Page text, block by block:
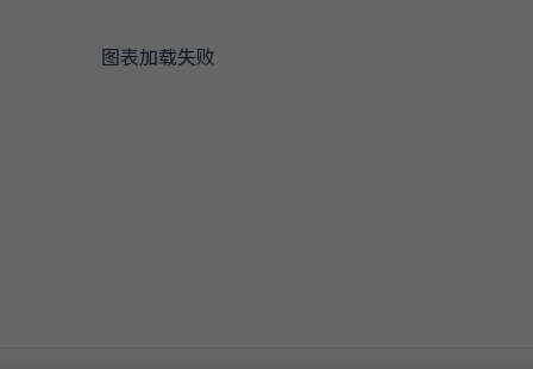
图表加载失败